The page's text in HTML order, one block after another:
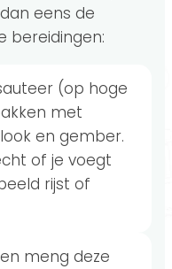
eens de
bereidingen:
(op hoge
met
en gember.
of je voegt
rijst of
meng deze